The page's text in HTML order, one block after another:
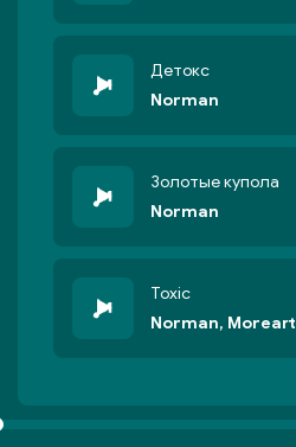
Детокс
Norman
Золотые купола
Norman
Toxic
Norman, Moreart